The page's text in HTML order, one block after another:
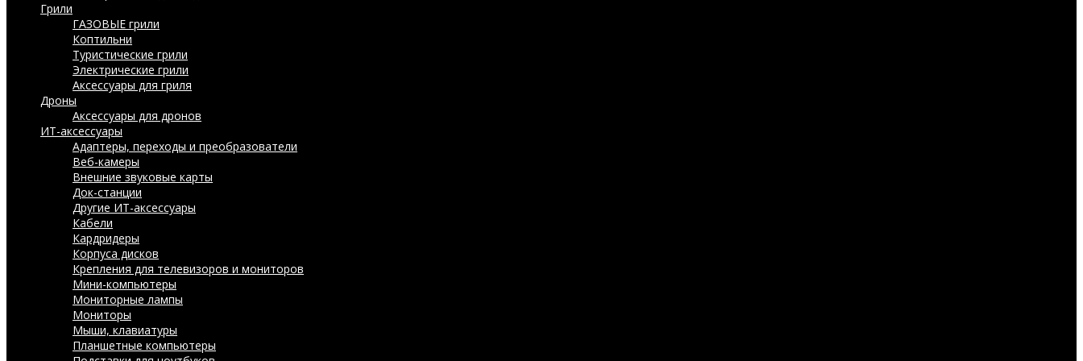
Грили
ГАЗОВЫЕ грили
Коптильни
Туристические грили
Электрические грили
Аксессуары для гриля
Дроны
Аксессуары для дронов
ИТ-аксессуары
Адаптеры, переходы и преобразователи
Веб-камеры
Внешние звуковые карты
Док-станции
Другие ИТ-аксессуары
Кабели
Кардридеры
Корпуса дисков
Крепления для телевизоров и мониторов
Мини-компьютеры
Мониторные лампы
Мониторы
Мыши, клавиатуры
Планшетные компьютеры